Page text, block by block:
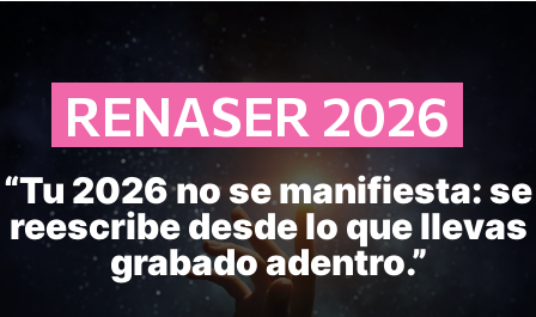
RENASER 2026
“Tu 2026 no se manifiesta: se
reescribe desde lo que llevas
grabado adentro.”